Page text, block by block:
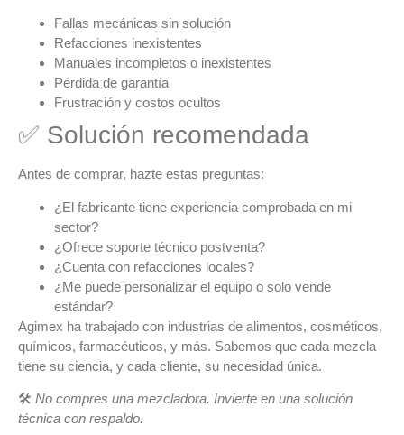
Fallas mecánicas sin solución
Refacciones inexistentes
Manuales incompletos o inexistentes
Pérdida de garantía
Frustración y costos ocultos
✅ Solución recomendada
Antes de comprar, hazte estas preguntas:
¿El fabricante tiene experiencia comprobada en mi
sector?
¿Ofrece soporte técnico postventa?
¿Cuenta con refacciones locales?
¿Me puede personalizar el equipo o solo vende
estándar?
Agimex ha trabajado con industrias de alimentos, cosméticos,
químicos, farmacéuticos, y más. Sabemos que cada mezcla
tiene su ciencia, y cada cliente, su necesidad única.
🛠️ No compres una mezcladora. Invierte en una solución
técnica con respaldo.